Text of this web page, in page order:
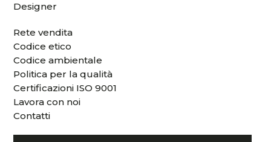
Designer
Rete vendita
Codice etico
Codice ambientale
Politica per la qualità
Certificazioni ISO 9001
Lavora con noi
Contatti